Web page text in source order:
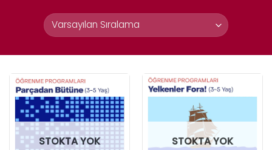
STOKTA YOK STOKTA YOK